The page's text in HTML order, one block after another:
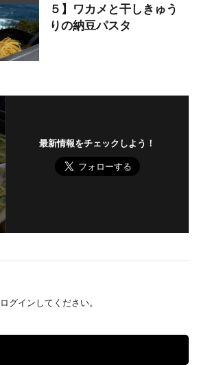
５】ワカメと干しきゅう
りの納豆パスタ
最新情報をチェックしよう！
ログインしてください。